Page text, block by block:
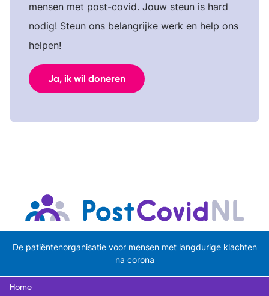
mensen met post-covid. Jouw steun is hard
nodig! Steun ons belangrijke werk en help ons
helpen!
Ja, ik wil doneren
De patiëntenorganisatie voor mensen met langdurige klachten
na corona
Home